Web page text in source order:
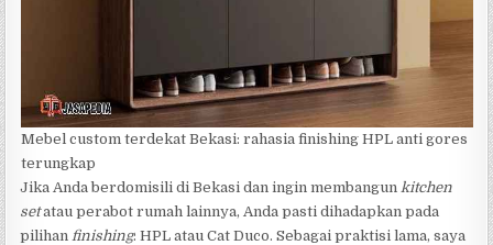
Mebel custom terdekat Bekasi: rahasia finishing HPL anti gores
terungkap
Jika Anda berdomisili di Bekasi dan ingin membangun kitchen
setatau perabot rumah lainnya, Anda pasti dihadapkan pada
pilihan finishing: HPL atau Cat Duco. Sebagai praktisi lama, saya